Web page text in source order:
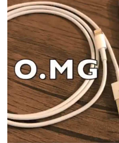
IT Times
生成式AI與雲端應用
Enterprise Digital Transformation
特集